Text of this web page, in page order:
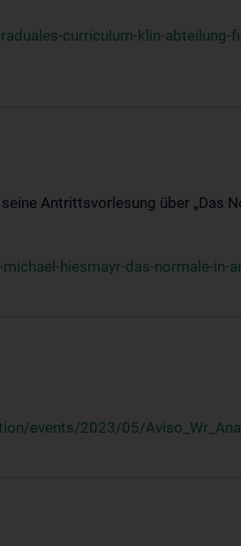
curriculum-klin-abteilung-
Antrittsvorlesung über „Das
hiesmayr-das-normale-in-
events/2023/05/